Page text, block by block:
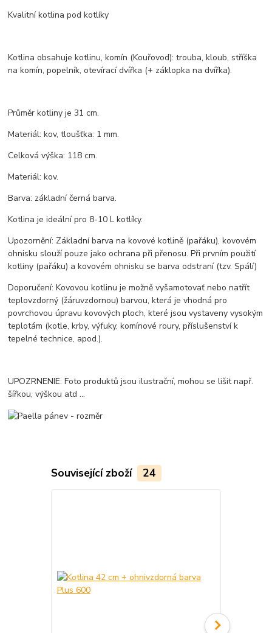
Kvalitní kotlina pod kotlíky
Kotlina obsahuje kotlinu, komín (Kouřovod): trouba, kloub, stříška
na komín, popelník, otevírací dvířka (+ záklopka na dvířka).
Průměr kotliny je 31 cm.
Materiál: kov, tloušťka: 1 mm.
Celková výška: 118 cm.
Materiál: kov.
Barva: základní černá barva.
Kotlina je ideální pro 8-10 L kotlíky.
Upozornění: Základní barva na kovové kotlině (pařáku), kovovém
ohnisku slouží pouze jako ochrana při přenosu. Při prvním použití
kotliny (pařáku) a kovovém ohnisku se barva odstraní (tzv. Spálí)
Doporučení: Kovovou kotlinu je možně vyšamotovať nebo natřít
teplovzdorný (žáruvzdornou) barvou, která je vhodná pro
povrchovou úpravu kovových ploch, které jsou vystaveny vysokým
teplotám (kotle, krby, výfuky, komínové roury, příslušenství k
tepelné technice, apod.).
UPOZRNENIE: Foto produktů jsou ilustrační, mohou se lišit např.
šířkou, výškou atd ...
Související zboží 24